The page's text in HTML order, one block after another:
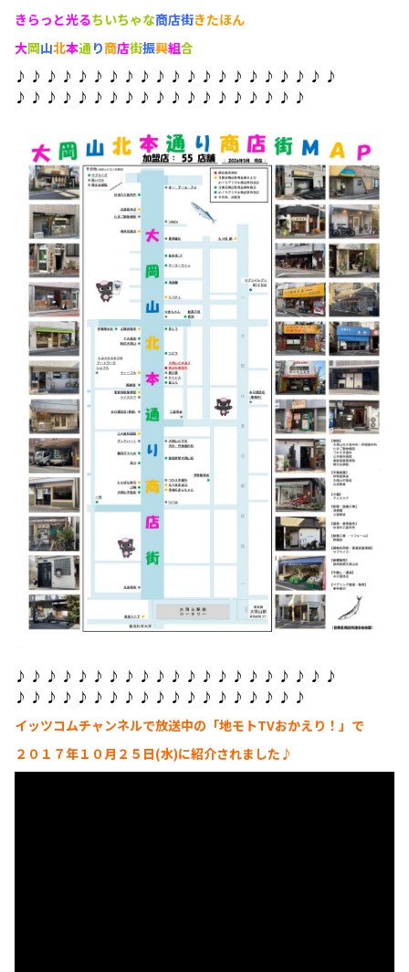
きらっと光るちいちゃな商店街きたほん
大岡山北本通り商店街振興組合
♪ ♪ ♪ ♪ ♪ ♪ ♪ ♪ ♪ ♪ ♪ ♪ ♪ ♪ ♪ ♪ ♪ ♪ ♪ ♪ ♪
♪ ♪ ♪ ♪ ♪ ♪ ♪ ♪ ♪ ♪ ♪ ♪ ♪ ♪ ♪ ♪ ♪ ♪ ♪
♪ ♪ ♪ ♪ ♪ ♪ ♪ ♪ ♪ ♪ ♪ ♪ ♪ ♪ ♪ ♪ ♪ ♪ ♪ ♪ ♪
♪ ♪ ♪ ♪ ♪ ♪ ♪ ♪ ♪ ♪ ♪ ♪ ♪ ♪ ♪ ♪ ♪ ♪ ♪
イッツコムチャンネルで放送中の「地モトTVおかえり！」で
２０１７年１０月２５日(水)に紹介されました♪